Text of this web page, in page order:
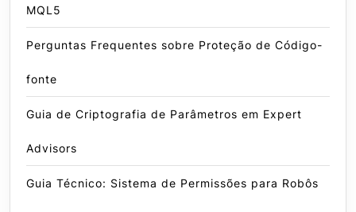
MQL5
Perguntas Frequentes sobre Proteção de Código-
fonte
Guia de Criptografia de Parâmetros em Expert
Advisors
Guia Técnico: Sistema de Permissões para Robôs